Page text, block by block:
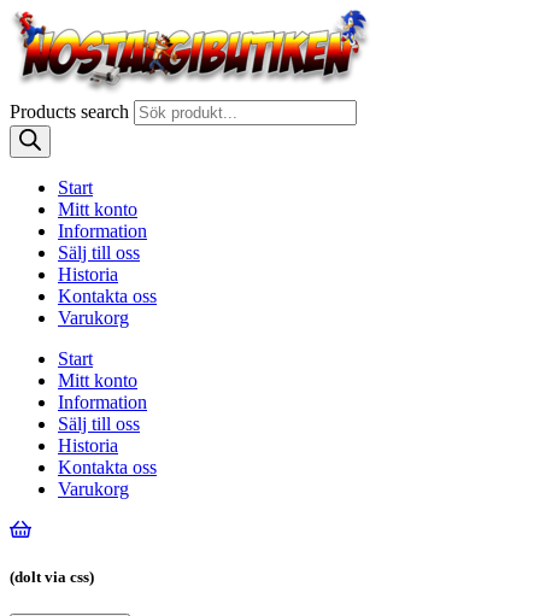
Products search
Start
Mitt konto
Information
Sälj till oss
Historia
Kontakta oss
Varukorg
Start
Mitt konto
Information
Sälj till oss
Historia
Kontakta oss
Varukorg
(dolt via css)